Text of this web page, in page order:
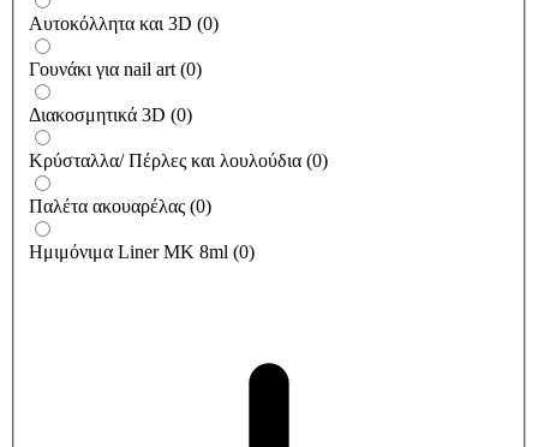
Αυτοκόλλητα και 3D (0)
Γουνάκι για nail art (0)
Διακοσμητικά 3D (0)
Κρύσταλλα/ Πέρλες και λουλούδια (0)
Παλέτα ακουαρέλας (0)
Ημιμόνιμα Liner ΜΚ 8ml (0)